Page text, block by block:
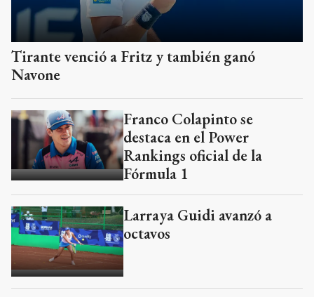
Tirante venció a Fritz y también ganó
Navone
Franco Colapinto se
destaca en el Power
Rankings oficial de la
Fórmula 1
Larraya Guidi avanzó a
octavos